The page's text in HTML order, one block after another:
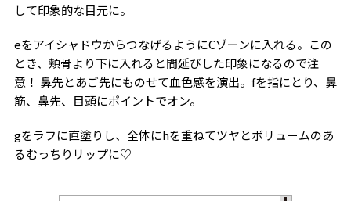
して印象的な目元に。
eをアイシャドウからつなげるようにCゾーンに入れる。この
とき、頬骨より下に入れると間延びした印象になるので注
意！ 鼻先とあご先にものせて血色感を演出。fを指にとり、鼻
筋、鼻先、目頭にポイントでオン。
gをラフに直塗りし、全体にhを重ねてツヤとボリュームのあ
るむっちりリップに♡